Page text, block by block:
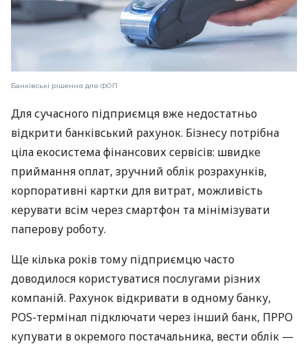
Банківські рішення для ФОП
Для сучасного підприємця вже недостатньо
відкрити банківський рахунок. Бізнесу потрібна
ціла екосистема фінансових сервісів: швидке
приймання оплат, зручний облік розрахунків,
корпоративні картки для витрат, можливість
керувати всім через смартфон та мінімізувати
паперову роботу.
Ще кілька років тому підприємцю часто
доводилося користуватися послугами різних
компаній. Рахунок відкривати в одному банку,
POS-термінал підключати через інший банк, ПРРО
купувати в окремого постачальника, вести облік —